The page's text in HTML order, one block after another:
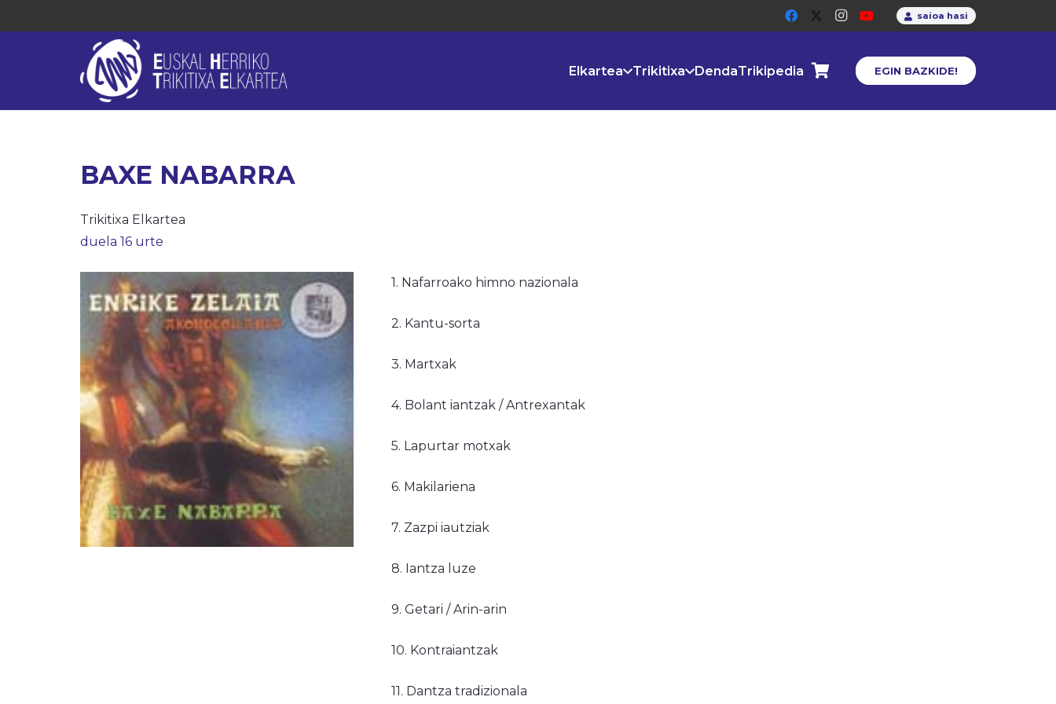
saioa hasi
Elkartea Trikitixa DendaTrikipedia EGIN BAZKIDE!
BAXE NABARRA
Trikitixa Elkartea
duela 16 urte
1. Nafarroako himno nazionala
2. Kantu-sorta
3. Martxak
4. Bolant iantzak / Antrexantak
5. Lapurtar motxak
6. Makilariena
7. Zazpi iautziak
8. Iantza luze
9. Getari / Arin-arin
10. Kontraiantzak
11. Dantza tradizionala